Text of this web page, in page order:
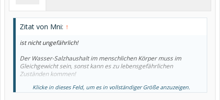
Zitat von Mni: ↑
ist nicht ungefährlich!
Der Wasser-Salzhaushalt im menschlichen Körper muss im
Gleichgewicht sein, sonst kann es zu lebensgefährlichen
Zuständen kommen!
Bitte bitte glaubt nicht alles, was im internet steht und macht
Klicke in dieses Feld, um es in vollständiger Größe anzuzeigen.